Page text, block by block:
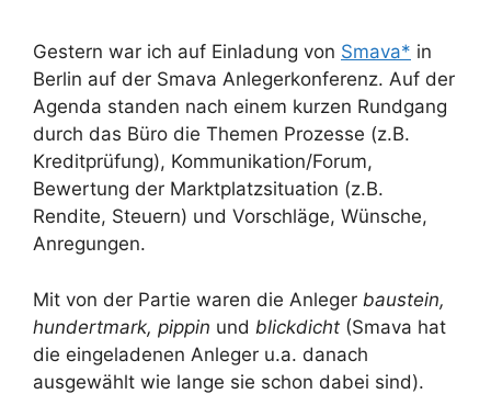
Gestern war ich auf Einladung von Smava* in
Berlin auf der Smava Anlegerkonferenz. Auf der
Agenda standen nach einem kurzen Rundgang
durch das Büro die Themen Prozesse (z.B.
Kreditprüfung), Kommunikation/Forum,
Bewertung der Marktplatzsituation (z.B.
Rendite, Steuern) und Vorschläge, Wünsche,
Anregungen.
Mit von der Partie waren die Anleger baustein,
hundertmark, pippin und blickdicht (Smava hat
die eingeladenen Anleger u.a. danach
ausgewählt wie lange sie schon dabei sind).